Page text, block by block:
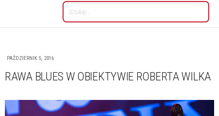
PAŹDZIERNIK 5, 2016
RAWA BLUES W OBIEKTYWIE ROBERTA WILKA